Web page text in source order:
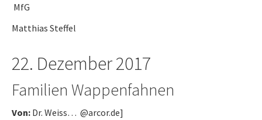
MfG
Matthias Steffel
22. Dezember 2017
Familien Wappenfahnen
Von: Dr. Weiss… @arcor.de]